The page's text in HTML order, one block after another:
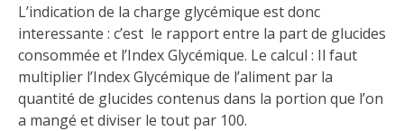
L’indication de la charge glycémique est donc
interessante : c’est le rapport entre la part de glucides
consommée et l’Index Glycémique. Le calcul : Il faut
multiplier l’Index Glycémique de l’aliment par la
quantité de glucides contenus dans la portion que l’on
a mangé et diviser le tout par 100.